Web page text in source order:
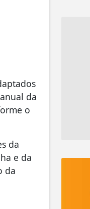
da
o
da
e da
da